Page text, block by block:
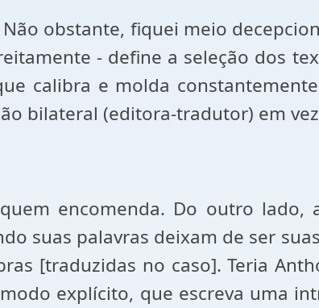
obstante, fiquei meio
- define a seleção dos
calibra e molda
bilateral (editora-tradutor) em
encomenda. Do outro lado,
suas palavras deixam de ser
[traduzidas no caso]. Teria
explícito, que escreva uma